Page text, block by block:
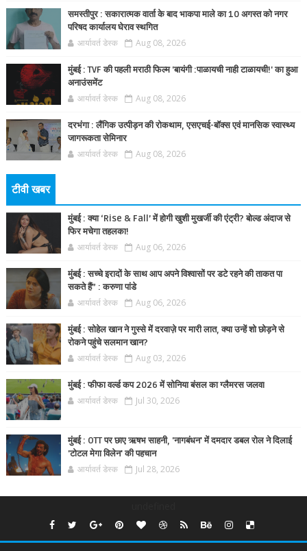
समस्तीपुर : सकारात्मक वार्ता के बाद भाकपा माले का 10 अगस्त को नगर
परिषद कार्यालय घेराव स्थगित
आर्यावर्त डेस्क Aug 08, 2026
मुंबई : TVF की पहली मराठी फिल्म 'बायंगी :पाळायची नाही टाळायची!' का हुआ
अनाउंसमेंट
आर्यावर्त डेस्क Aug 08, 2026
दरभंगा : लैंगिक उत्पीड़न की रोकथाम, एसएचई-बॉक्स एवं मानसिक स्वास्थ्य
जागरूकता सेमिनार
आर्यावर्त डेस्क Aug 08, 2026
टीवी खबर
मुंबई : क्या ‘Rise & Fall’ में होगी खुशी मुखर्जी की एंट्री? बोल्ड अंदाज से
फिर मचेगा तहलका!
आर्यावर्त डेस्क Aug 06, 2026
मुंबई : सच्चे इरादों के साथ आप अपने विश्वासों पर डटे रहने की ताकत पा
सकते हैं” : करुणा पांडे
आर्यावर्त डेस्क Aug 06, 2026
मुंबई : सोहेल खान ने गुस्से में दरवाज़े पर मारी लात, क्या उन्हें शो छोड़ने से
रोकने पहुंचे सलमान खान?
आर्यावर्त डेस्क Aug 03, 2026
मुंबई : फीफा वर्ल्ड कप 2026 में सोनिया बंसल का ग्लैमरस जलवा
आर्यावर्त डेस्क Jul 30, 2026
मुंबई : OTT पर छाए ऋषभ साहनी, 'नागबंधन' में दमदार डबल रोल ने दिलाई
'टोटल मेगा विलेन' की पहचान
आर्यावर्त डेस्क Jul 28, 2026